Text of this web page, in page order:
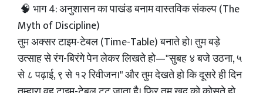
🧠 भाग 4: अनुशासन का पाखंड बनाम वास्तविक संकल्प (The
Myth of Discipline)
तुम अक्सर टाइम-टेबल (Time-Table) बनाते हो। तुम बड़े
उत्साह से रंग-बिरंगे पेन लेकर लिखते हो—"सुबह ४ बजे उठना, ५
से ८ पढ़ाई, ९ से १२ रिवीजन।" और तुम देखते हो कि दूसरे ही दिन